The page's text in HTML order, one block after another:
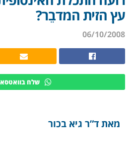
עץ הזית המדבֵר?
06/10/2008
שלח
מאת ד”ר גיא בכור